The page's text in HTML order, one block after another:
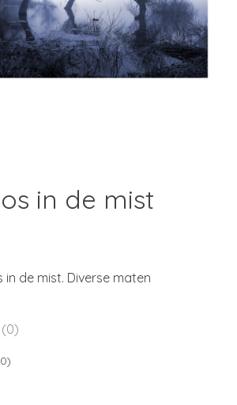
in de mist
in de mist. Diverse maten
dit product is
(0)